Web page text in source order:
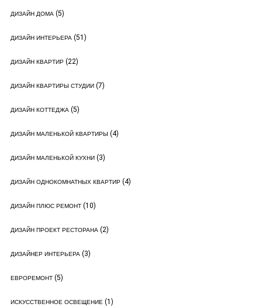
ДИЗАЙН ДОМА(5)
ДИЗАЙН ИНТЕРЬЕРА(51)
ДИЗАЙН КВАРТИР(22)
ДИЗАЙН КВАРТИРЫ СТУДИИ(7)
ДИЗАЙН КОТТЕДЖА(5)
ДИЗАЙН МАЛЕНЬКОЙ КВАРТИРЫ (4)
ДИЗАЙН МАЛЕНЬКОЙ КУХНИ(3)
ДИЗАЙН ОДНОКОМНАТНЫХ КВАРТИР(4)
ДИЗАЙН ПЛЮС РЕМОНТ(10)
ДИЗАЙН ПРОЕКТ РЕСТОРАНА(2)
ДИЗАЙНЕР ИНТЕРЬЕРА(3)
ЕВРОРЕМОНТ(5)
ИСКУССТВЕННОЕ ОСВЕЩЕНИЕ(1)